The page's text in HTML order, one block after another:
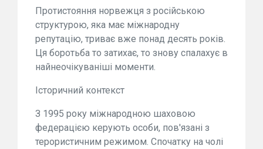
Протистояння норвежця з російською
структурою, яка має міжнародну
репутацію, триває вже понад десять років.
Ця боротьба то затихає, то знову спалахує в
найнеочікуваніші моменти.
Історичний контекст
З 1995 року міжнародною шаховою
федерацією керують особи, пов'язані з
терористичним режимом. Спочатку на чолі